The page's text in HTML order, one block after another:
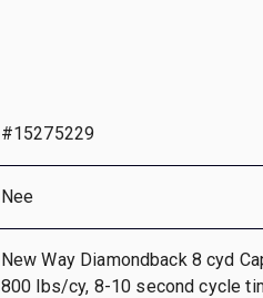
#15275229
Nee
New Way Diamondback 8 cyd
800 lbs/cy, 8-10 second cycle